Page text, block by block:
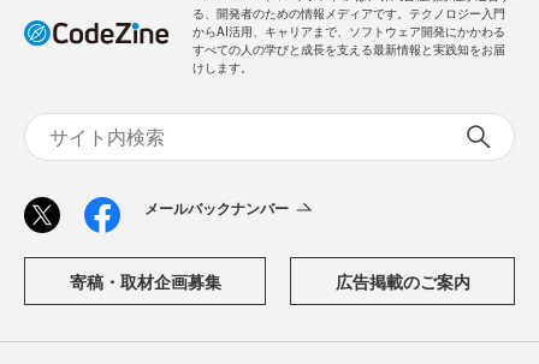
る、開発者のための情報メディアです。テクノロジー入門
からAI活用、キャリアまで、ソフトウェア開発にかかわる
すべての人の学びと成長を支える最新情報と実践知をお届
けします。
メールバックナンバー
寄稿・取材企画募集 広告掲載のご案内